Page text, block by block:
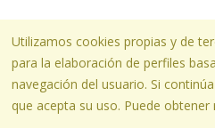
Utilizamos cookies propias y de
para la elaboración de perfiles
navegación del usuario. Si
que acepta su uso. Puede